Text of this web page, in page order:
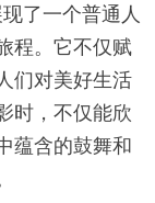
了一个普通人
程。它不仅赋
们对美好生活
时，不仅能欣
蕴含的鼓舞和